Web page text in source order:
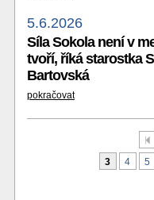
5.6.2026
Síla Sokola není v
tvoří, říká starostka
Bartovská
pokračovat
3
4 5